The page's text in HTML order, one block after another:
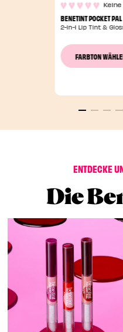
BENETINT POCKET PAL
2-in-1 Lip Tint &
FARBTON
ENTDECKE
Die